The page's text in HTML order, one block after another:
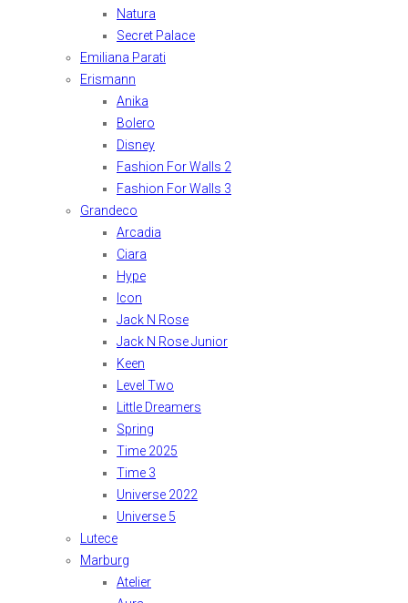
Natura
Secret Palace
Emiliana Parati
Erismann
Anika
Bolero
Disney
Fashion For Walls 2
Fashion For Walls 3
Grandeco
Arcadia
Ciara
Hype
Icon
Jack N Rose
Jack N Rose Junior
Keen
Level Two
Little Dreamers
Spring
Time 2025
Time 3
Universe 2022
Universe 5
Lutece
Marburg
Atelier